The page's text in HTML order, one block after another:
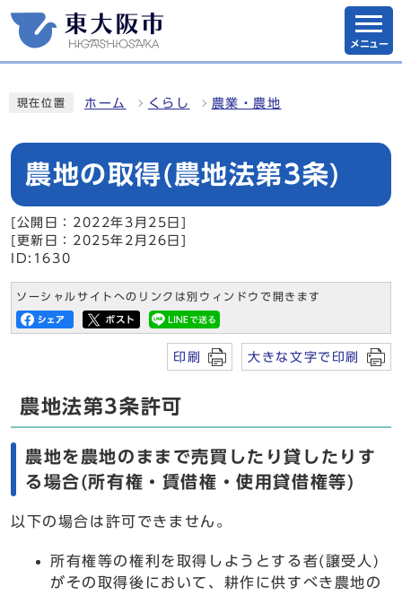
メニュー
現在位置 ホーム くらし 農業・農地
農地の取得(農地法第3条)
[公開日：2022年3月25日]
[更新日：2025年2月26日]
ID:1630
ソーシャルサイトへのリンクは別ウィンドウで開きます
印刷 大きな文字で印刷
農地法第3条許可
農地を農地のままで売買したり貸したりす
る場合(所有権・賃借権・使用貸借権等)
以下の場合は許可できません。
所有権等の権利を取得しようとする者(譲受人)
がその取得後において、耕作に供すべき農地の